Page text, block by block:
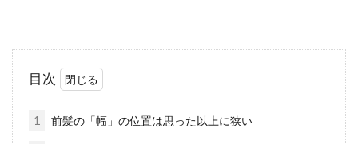
目次
1 前髪の「幅」の位置は思った以上に狭い